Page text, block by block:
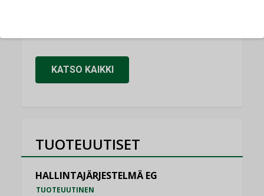
KATSO KAIKKI
TUOTEUUTISET
HALLINTAJÄRJESTELMÄ EG
TUOTEUUTINEN